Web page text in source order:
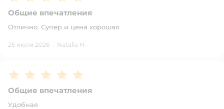
Общие впечатления
Отлично. Супер и цена хорошая
25 июля 2026 · Natalia Н.
Рейтинг:5
Общие впечатления
Удобная